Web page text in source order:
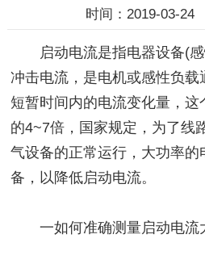
时间：2019-03-24
启动电流是指电器设备(感
冲击电流，是电机或感性负
短暂时间内的电流变化量，
的4~7倍，国家规定，为了线
气设备的正常运行，大功率
备，以降低启动电流。
一如何准确测量启动电流